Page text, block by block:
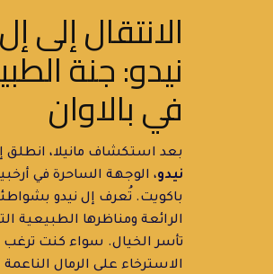
الانتقال إلى إل
نيدو: جنة
في بالاوان
بعد استكشاف مانيلا، انطلق
نيدو، الوجهة الساحرة في
باكويت. تُعرف إل نيدو
الرائعة ومناظرها الطبيعية
تأسر الخيال. سواء كنت ترغب
الاسترخاء على الرمال الناعمة